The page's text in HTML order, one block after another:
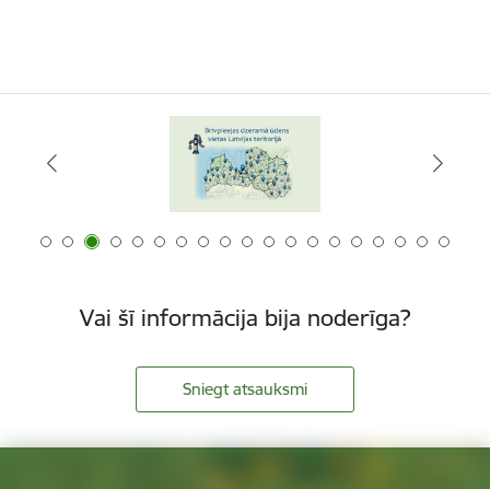
Vai šī informācija bija noderīga?
Sniegt atsauksmi